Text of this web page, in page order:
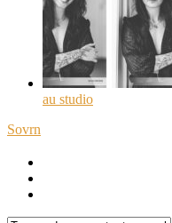
au studio
Sovrn